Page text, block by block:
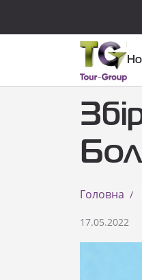
Головна
17.05.2022